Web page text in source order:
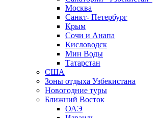
Москва
Санкт- Петербург
Крым
Сочи и Анапа
Кисловодск
Мин Воды
Татарстан
США
Зоны отдыха Узбекистана
Новогодние туры
Ближний Восток
ОАЭ